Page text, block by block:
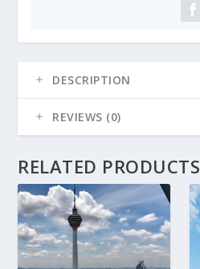
DESCRIPTION
REVIEWS (0)
RELATED PRODUCTS